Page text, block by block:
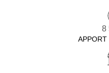
8
APPORT